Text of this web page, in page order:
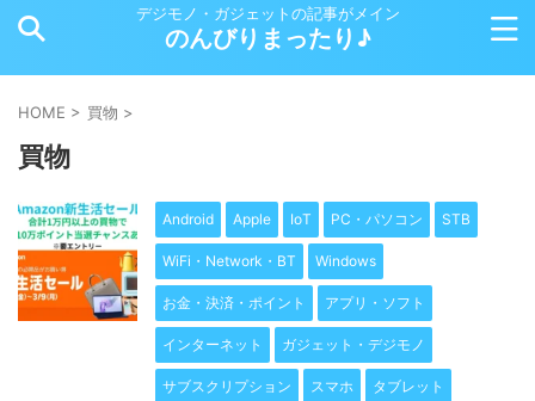
デジモノ・ガジェットの記事がメイン
のんびりまったり♪
HOME > 買物 >
買物
Android Apple IoT PC・パソコン STB
WiFi・Network・BT Windows
お金・決済・ポイント アプリ・ソフト
インターネット ガジェット・デジモノ
サブスクリプション スマホ タブレット